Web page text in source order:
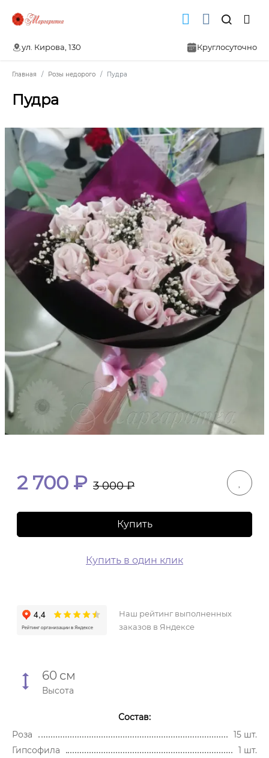
ул. Кирова, 130 Круглосуточно
Главная Розы недорого Пудра
Пудра
2 700 ₽ 3 000₽
Купить
Купить в один клик
Наш рейтинг выполненных
заказов в Яндексе
60 см
Высота
Состав:
Роза
15 шт.
Гипсофила
1 шт.